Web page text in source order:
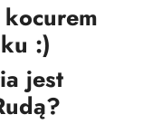
:)
jest